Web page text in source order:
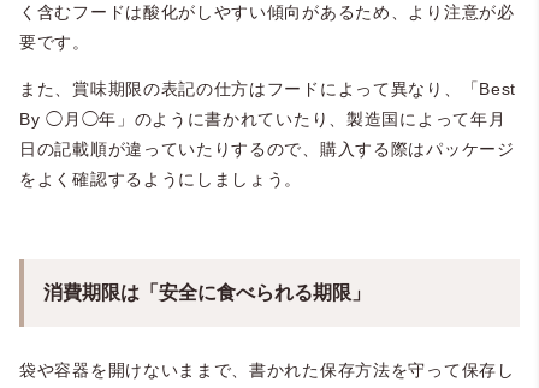
く含むフードは酸化がしやすい傾向があるため、より注意が必
要です。
また、賞味期限の表記の仕方はフードによって異なり、「Best
By ◯月◯年」のように書かれていたり、製造国によって年月
日の記載順が違っていたりするので、購入する際はパッケージ
をよく確認するようにしましょう。
消費期限は「安全に食べられる期限」
袋や容器を開けないままで、書かれた保存方法を守って保存し